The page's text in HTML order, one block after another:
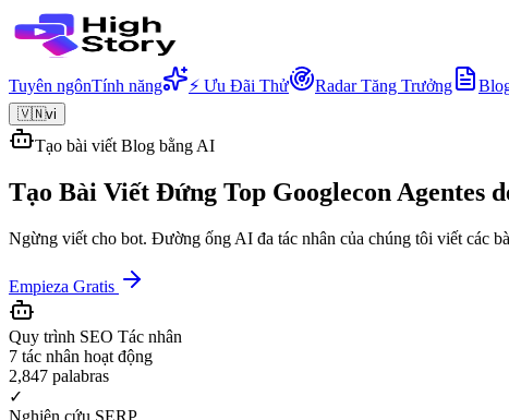
Tuyên ngônTính năng ⚡ Ưu Đãi Thử Radar Tăng Trưởng
🇻🇳vi
Tạo bài viết Blog bằng AI
Tạo Bài Viết Đứng Top Googlecon Agentes
Ngừng viết cho bot. Đường ống AI đa tác nhân của chúng tôi viết các
Empieza Gratis
Quy trình SEO Tác nhân
7 tác nhân hoạt động
2,847 palabras
✓
Nghiên cứu SERP